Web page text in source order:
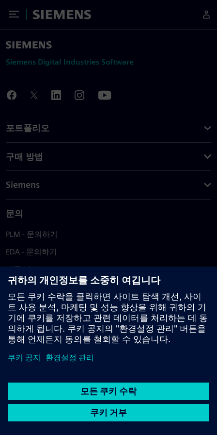
Toggle Menu
Siemens
Siemens Digital Industries Software
포트폴리오
구매 방법
Siemens
문의
PLM - 문의하기
EDA - 문의하기
각국 지사
지원 센터
피드백 제공
저작권침해 보고
© Siemens
2026
고발